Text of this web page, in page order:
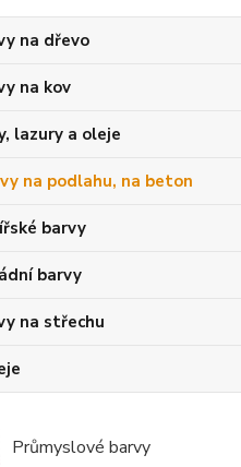
na dřevo
na kov
lazury a oleje
na podlahu, na beton
barvy
barvy
na střechu
Průmyslové barvy